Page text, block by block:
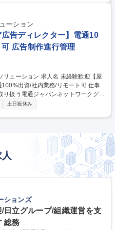
整 等 【OOHとは】テレビを中心と
電車やバスなどの交通広告、屋外看
ーな広告メディアとなっておりま
ーション
告ディレクター】電通10
広告制作進行管理
名 未経験歓迎【屋
出資/社内業務/リモート可 仕事
扱う電通ジャパンネットワークグル
け、媒体社に広告の空き枠を確認し
電車やバスなどの交通広告、屋外看
ャーな広告メディアとなっておりま
土日祝休み
ションズ
/日立グループ/組織運営を支
総務